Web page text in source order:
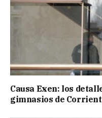
Causa Exen: los
gimnasios de